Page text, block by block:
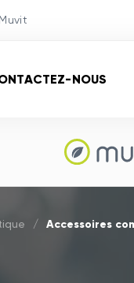
NOUS
/ Accessoires